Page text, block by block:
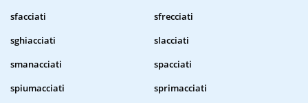
sfacciati
sfrecciati
sghiacciati
slacciati
smanacciati
spacciati
spiumacciati
sprimacciati